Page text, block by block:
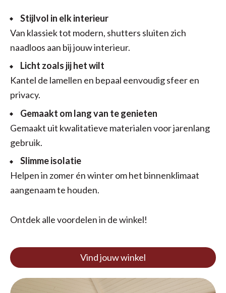
Stijlvol in elk interieur
Van klassiek tot modern, shutters sluiten zich
naadloos aan bij jouw interieur.
Licht zoals jij het wilt
Kantel de lamellen en bepaal eenvoudig sfeer en
privacy.
Gemaakt om lang van te genieten
Gemaakt uit kwalitatieve materialen voor jarenlang
gebruik.
Slimme isolatie
Helpen in zomer én winter om het binnenklimaat
aangenaam te houden.
Ontdek alle voordelen in de winkel!
Vind jouw winkel